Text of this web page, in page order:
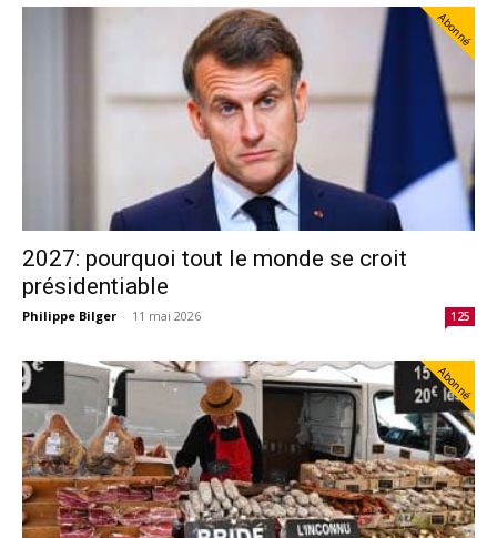
Abonné
2027: pourquoi tout le monde se croit
présidentiable
Philippe Bilger - 11 mai 2026 125
Abonné